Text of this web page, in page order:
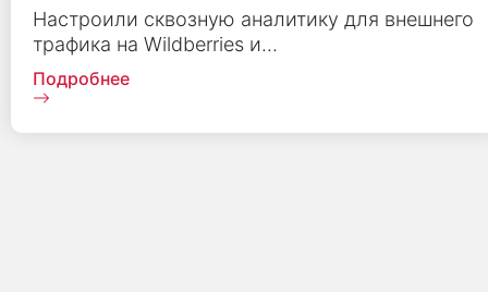
Настроили сквозную аналитику для внешнего
трафика на Wildberries и...
Подробнее